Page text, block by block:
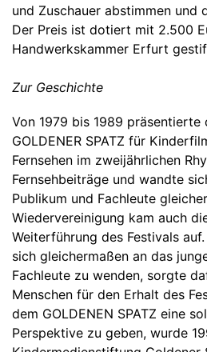
und Zuschauer abstimmen und
Der Preis ist dotiert mit 2.500
Handwerkskammer Erfurt
Zur Geschichte
Von 1979 bis 1989 präsentierte
GOLDENER SPATZ für
Fernsehen im zweijährlichen
Fernsehbeiträge und wandte
Publikum und Fachleute
Wiedervereinigung kam auch
Weiterführung des Festivals
sich gleichermaßen an das
Fachleute zu wenden, sorgte
Menschen für den Erhalt des
dem GOLDENEN SPATZ eine
Perspektive zu geben, wurde